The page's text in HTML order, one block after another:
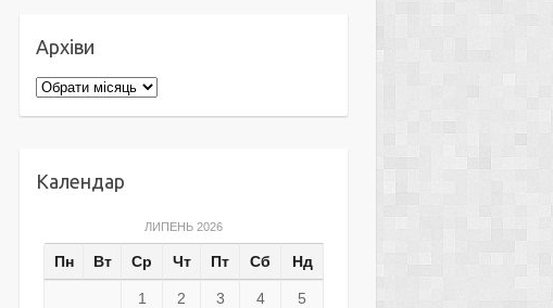
Архіви
Архіви
Календар
ЛИПЕНЬ 2026
Пн Вт Ср Чт Пт Сб Нд
1 2 3 4 5